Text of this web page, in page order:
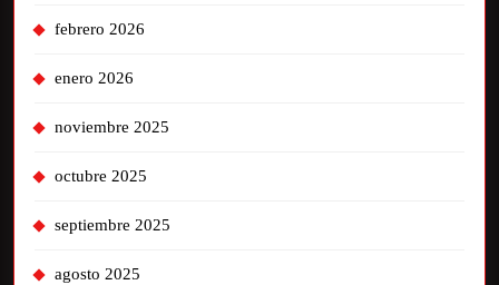
febrero 2026
enero 2026
noviembre 2025
octubre 2025
septiembre 2025
agosto 2025